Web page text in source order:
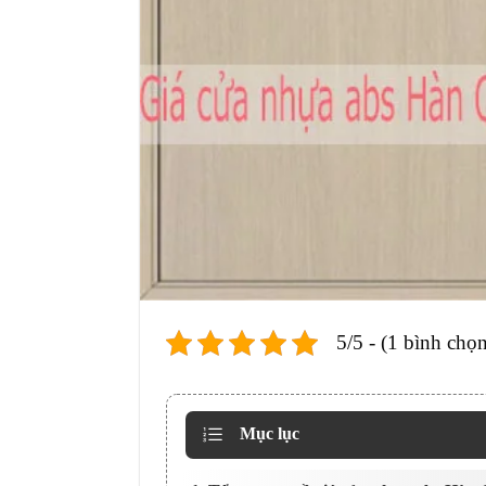
5/5 - (1 bình
Mục lục